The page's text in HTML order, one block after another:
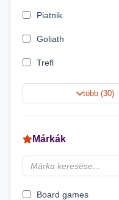
Piatnik
Goliath
Trefl
Keller&Mayer
Spin Master
Delta Vision
több (30)
Márkák
Board games